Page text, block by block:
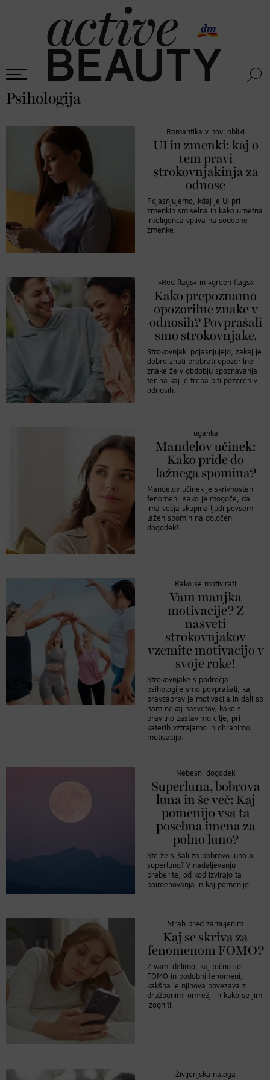
Psihologija
Romantika v novi obliki
UI in zmenki: kaj o
tem pravi
strokovnjakinja za
odnose
Pojasnjujemo, kdaj je UI pri
zmenkih smiselna in kako umetna
inteligenca vpliva na sodobne
zmenke.
»Red flags« in »green flags«
Kako prepoznamo
opozorilne znake v
odnosih? Povprašali
smo strokovnjake.
Strokovnjaki pojasnjujejo, zakaj je
dobro znati prebrati opozorilne
znake že v obdobju spoznavanja
ter na kaj je treba biti pozoren v
odnosih.
uganka
Mandelov učinek:
Kako pride do
lažnega spomina?
Mandelov učinek je skrivnosten
fenomen: Kako je mogoče, da
ima večja skupina ljudi povsem
lažen spomin na določen
dogodek?
Kako se motivirati
Vam manjka
motivacije? Z
nasveti
strokovnjakov
vzemite motivacijo v
svoje roke!
Strokovnjake s področja
psihologije smo povprašali, kaj
pravzaprav je motivacija in dali so
nam nekaj nasvetov, kako si
pravilno zastavimo cilje, pri
katerih vztrajamo in ohranimo
motivacijo.
Nebesni dogodek
Superluna, bobrova
luna in še več: Kaj
pomenijo vsa ta
posebna imena za
polno luno?
Ste že slišali za bobrovo luno ali
superluno? V nadaljevanju
preberite, od kod izvirajo ta
poimenovanja in kaj pomenijo.
Strah pred zamujenim
Kaj se skriva za
fenomenom FOMO?
Z vami delimo, kaj točno so
FOMO in podobni fenomeni,
kakšna je njihova povezava z
družbenimi omrežji in kako se jim
izogniti.
Življenjska naloga